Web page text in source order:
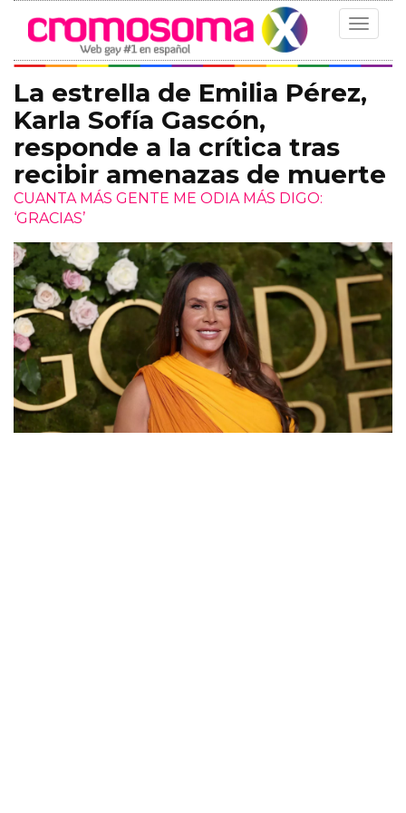
Toggle
La estrella de Emilia Pérez,
Karla Sofía Gascón,
responde a la crítica tras
recibir amenazas de muerte
CUANTA MÁS GENTE ME ODIA MÁS DIGO:
‘GRACIAS’